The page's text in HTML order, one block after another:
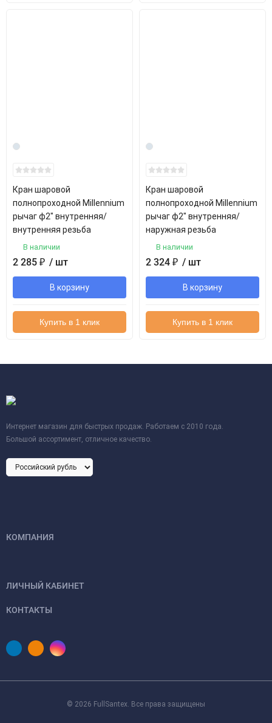
Кран шаровой
полнопроходной Millennium
рычаг ф2" внутренняя/
внутренняя резьба
В наличии
2 285 ₽ / шт
В корзину
Купить в 1 клик
Кран шаровой
полнопроходной Millennium
рычаг ф2" внутренняя/
наружная резьба
В наличии
2 324 ₽ / шт
В корзину
Купить в 1 клик
Интернет магазин для быстрых продаж. Работаем с 2010 года.
Большой ассортимент, отличное качество.
КОМПАНИЯ
ЛИЧНЫЙ КАБИНЕТ
КОНТАКТЫ
© 2026 FullSantex. Все права защищены